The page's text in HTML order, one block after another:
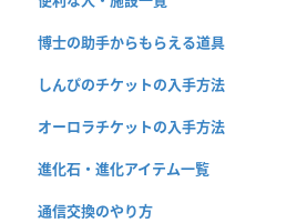
博士の助手からもらえる道具
しんぴのチケットの入手方法
オーロラチケットの入手方法
進化石・進化アイテム一覧
通信交換のやり方